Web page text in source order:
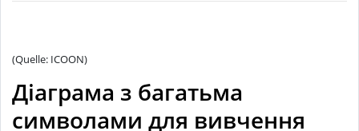
(Quelle: ICOON)
Діаграма з багатьма
символами для вивчення